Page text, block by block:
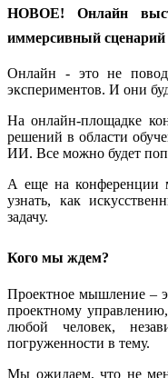
НОВОЕ! Онлайн
иммерсивный сценарий
Онлайн - это не повод
экспериментов. И они
На онлайн-площадке
решений в области
ИИ. Все можно будет
А еще на конференции
узнать, как
задачу.
Кого мы ждем?
Проектное мышление –
проектному
любой человек,
погруженности в тему.
Мы ожидаем, что не